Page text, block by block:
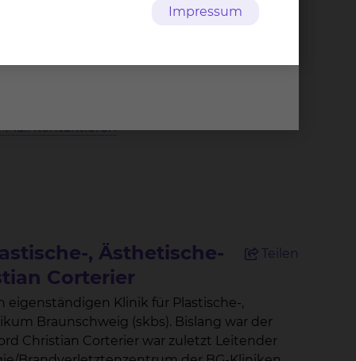
1, 38126 Braunschweig
Mail kontaktieren
, Ästhetische-
Corterier
Teilen
(skbs). Bislang war der
Impressum